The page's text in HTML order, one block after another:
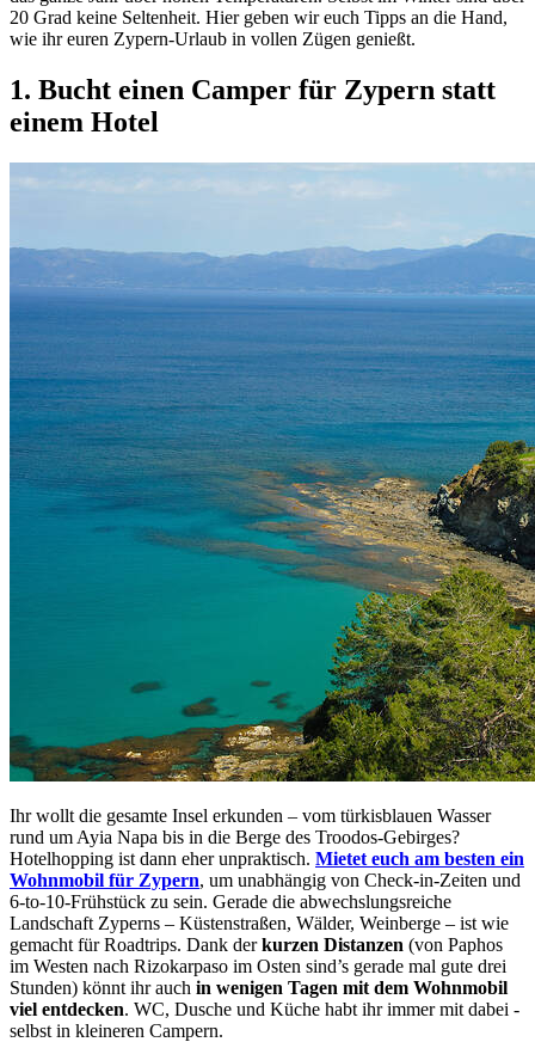
20 Grad keine Seltenheit. Hier geben wir euch Tipps an die Hand,
wie ihr euren Zypern-Urlaub in vollen Zügen genießt.
1. Bucht einen Camper für Zypern statt
einem Hotel
Ihr wollt die gesamte Insel erkunden – vom türkisblauen Wasser
rund um Ayia Napa bis in die Berge des Troodos-Gebirges?
Hotelhopping ist dann eher unpraktisch. Mietet euch am besten ein
Wohnmobil für Zypern, um unabhängig von Check-in-Zeiten und
6-to-10-Frühstück zu sein. Gerade die abwechslungsreiche
Landschaft Zyperns – Küstenstraßen, Wälder, Weinberge – ist wie
gemacht für Roadtrips. Dank derkurzen Distanzen (von Paphos
im Westen nach Rizokarpaso im Osten sind’s gerade mal gute drei
Stunden) könnt ihr auch in wenigen Tagen mit dem Wohnmobil
viel entdecken. WC, Dusche und Küche habt ihr immer mit dabei -
selbst in kleineren Campern.